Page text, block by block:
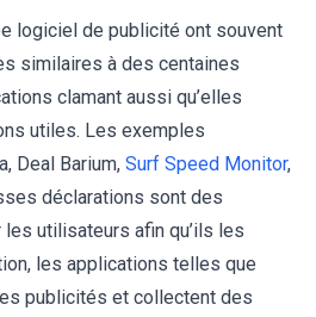
logiciel de publicité ont souvent
similaires à des centaines
clamant aussi qu’elles
utiles. Les exemples
Deal Barium, Surf Speed Monitor,
déclarations sont des
utilisateurs afin qu’ils les
les applications telles que
publicités et collectent des